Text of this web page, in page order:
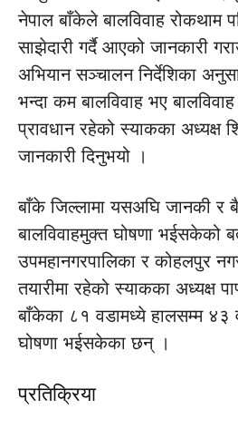
नेपाल बाँकेले बालविवाह रोकथाम
साझेदारी गर्दै आएको जानकारी
अभियान सञ्चालन निर्देशिका
भन्दा कम बालविवाह भए
प्रावधान रहेको स्याकका अध्यक्ष
जानकारी दिनुभयो ।
बाँके जिल्लामा यसअघि जानकी र
बालविवाहमुक्त घोषणा भईसकेको
उपमहानगरपालिका र कोहलपुर
तयारीमा रहेको स्याकका अध्यक्ष
बाँकेका ८१ वडामध्ये हालसम्म ४३
घोषणा भईसकेका छन् ।
प्रतिक्रिया